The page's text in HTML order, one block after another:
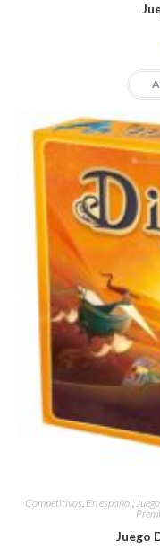
Competitivos, En español,
Juego